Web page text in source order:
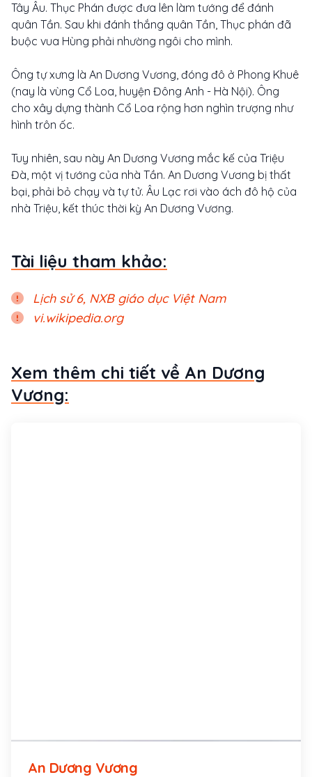
Tây Âu. Thục Phán được đưa lên làm tướng để đánh
quân Tần. Sau khi đánh thắng quân Tần, Thục phán đã
buộc vua Hùng phải nhường ngôi cho mình.
Ông tự xưng là An Dương Vương, đóng đô ở Phong Khuê
(nay là vùng Cổ Loa, huyện Đông Anh - Hà Nội). Ông
cho xây dựng thành Cổ Loa rộng hơn nghìn trượng như
hình trôn ốc.
Tuy nhiên, sau này An Dương Vương mắc kế của Triệu
Đà, một vị tướng của nhà Tần. An Dương Vương bị thất
bại, phải bỏ chạy và tự tử. Âu Lạc rơi vào ách đô hộ của
nhà Triệu, kết thúc thời kỳ An Dương Vương.
Tài liệu tham khảo:
Lịch sử 6, NXB giáo dục Việt Nam
vi.wikipedia.org
Xem thêm chi tiết về An Dương
Vương:
An Dương Vương